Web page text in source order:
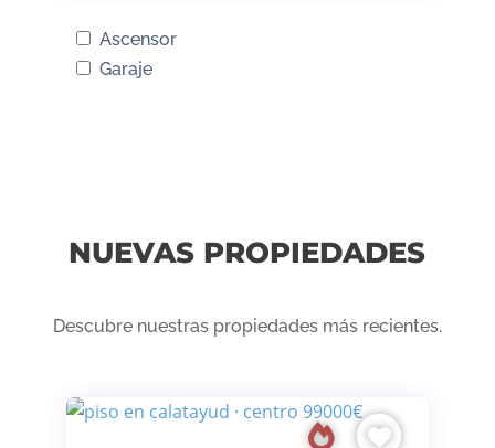
Ascensor
Garaje
NUEVAS PROPIEDADES
Descubre nuestras propiedades más recientes.